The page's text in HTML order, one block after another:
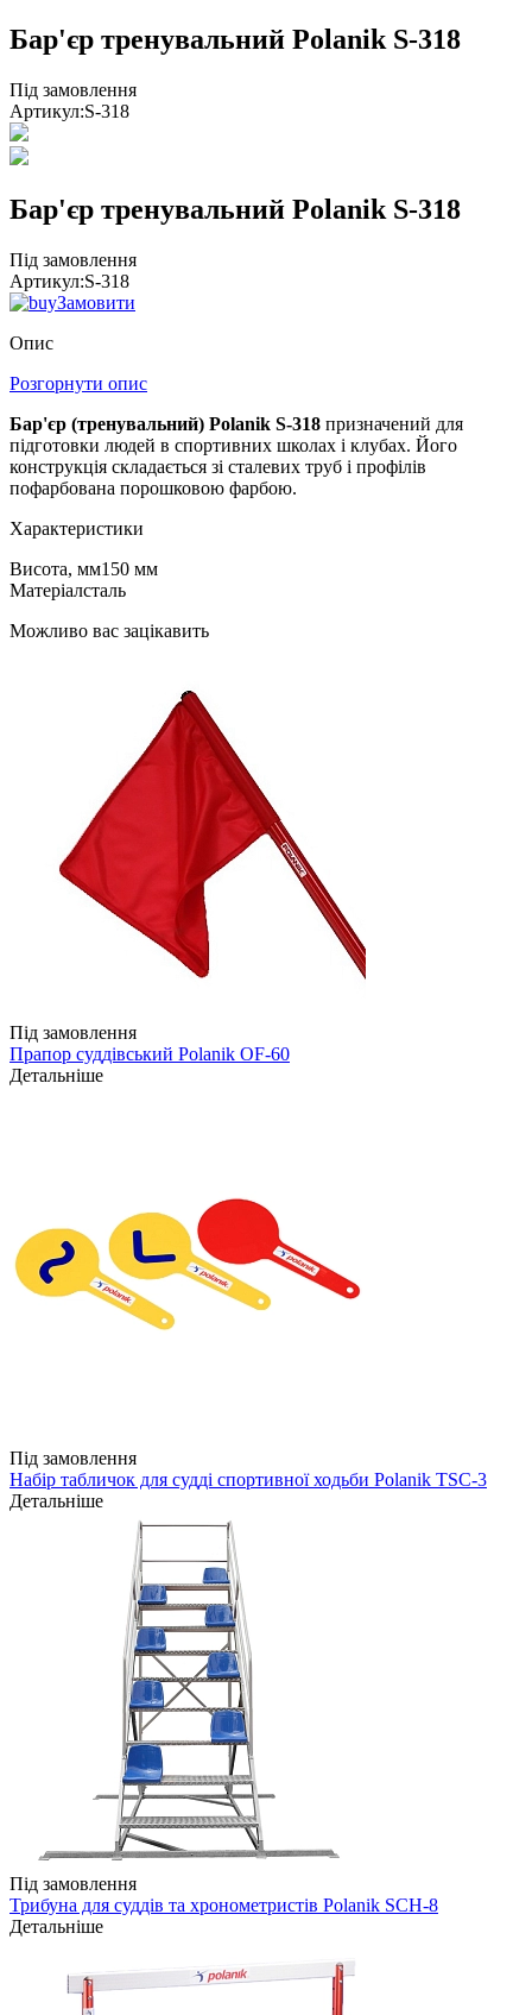
Бар'єр тренувальний Polanik S-318
Під замовлення
Артикул:S-318
Бар'єр тренувальний Polanik S-318
Під замовлення
Артикул:S-318
Замовити
Опис
Розгорнути опис
Бар'єр (тренувальний) Polanik S-318 призначений для
підготовки людей в спортивних школах і клубах. Його
конструкція складається зі сталевих труб і профілів
пофарбована порошковою фарбою.
Характеристики
Висота, мм150 мм
Матеріалсталь
Можливо вас зацікавить
Під замовлення
Прапор суддівський Polanik OF-60
Детальніше
Під замовлення
Набір табличок для судді спортивної ходьби Polanik TSC-3
Детальніше
Під замовлення
Трибуна для суддів та хронометристів Polanik SCH-8
Детальніше